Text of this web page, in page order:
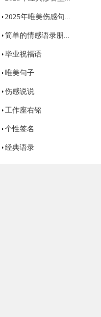
2025年唯美伤感句子65句
简单的情感语录朋友圈集锦65条
毕业祝福语
唯美句子
伤感说说
工作座右铭
个性签名
经典语录